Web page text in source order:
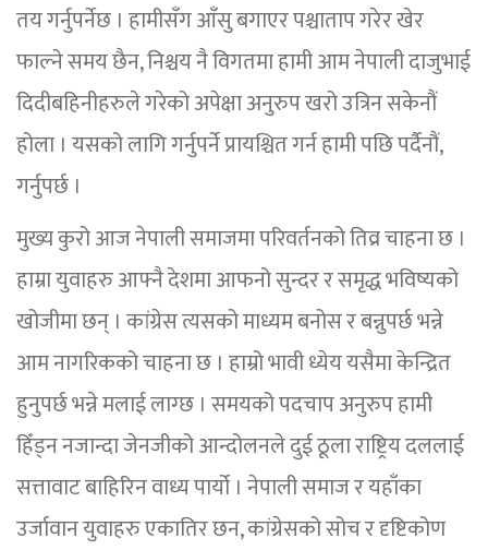
तय गर्नुपर्नेछ । हामीसँग आँसु बगाएर पश्चाताप गरेर खेर
फाल्ने समय छैन, निश्चय नै विगतमा हामी आम नेपाली दाजुभाई
दिदीबहिनीहरुले गरेको अपेक्षा अनुरुप खरो उत्रिन सकेनौं
होला । यसको लागि गर्नुपर्ने प्रायश्चित गर्न हामी पछि पर्दैनौं,
गर्नुपर्छ ।
मुख्य कुरो आज नेपाली समाजमा परिवर्तनको तिव्र चाहना छ ।
हाम्रा युवाहरु आफ्नै देशमा आफनो सुन्दर र समृद्ध भविष्यको
खोजीमा छन् । कांग्रेस त्यसको माध्यम बनोस र बन्नुपर्छ भन्ने
आम नागरिकको चाहना छ । हाम्रो भावी ध्येय यसैमा केन्द्रित
हुनुपर्छ भन्ने मलाई लाग्छ । समयको पदचाप अनुरुप हामी
हिँड्न नजान्दा जेनजीको आन्दोलनले दुई ठूला राष्ट्रिय दललाई
सत्तावाट बाहिरिन वाध्य पार्यो । नेपाली समाज र यहाँका
उर्जावान युवाहरु एकातिर छन, कांग्रेसको सोच र दृष्टिकोण